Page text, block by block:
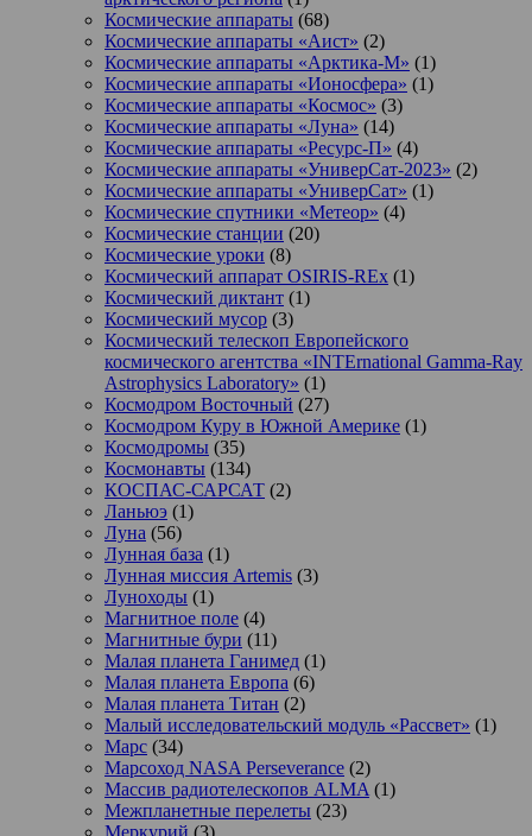
Космические аппараты (68)
Космические аппараты «Аист» (2)
Космические аппараты «Арктика-М» (1)
Космические аппараты «Ионосфера» (1)
Космические аппараты «Космос» (3)
Космические аппараты «Луна» (14)
Космические аппараты «Ресурс-П» (4)
Космические аппараты «УниверСат-2023» (2)
Космические аппараты «УниверСат» (1)
Космические спутники «Метеор» (4)
Космические станции (20)
Космические уроки (8)
Космический аппарат OSIRIS-REx (1)
Космический диктант (1)
Космический мусор (3)
Космический телескоп Европейского
космического агентства «INTErnational Gamma-Ray
Astrophysics Laboratory» (1)
Космодром Восточный (27)
Космодром Куру в Южной Америке (1)
Космодромы (35)
Космонавты (134)
КОСПАС-САРСАТ (2)
Ланьюэ (1)
Луна (56)
Лунная база (1)
Лунная миссия Artemis (3)
Луноходы (1)
Магнитное поле (4)
Магнитные бури (11)
Малая планета Ганимед (1)
Малая планета Европа (6)
Малая планета Титан (2)
Малый исследовательский модуль «Рассвет» (1)
Марс (34)
Марсоход NASA Perseverance (2)
Массив радиотелескопов ALMA (1)
Межпланетные перелеты (23)
Меркурий (3)